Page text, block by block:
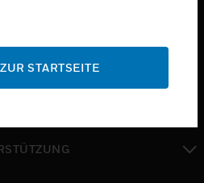
STARTSEITE